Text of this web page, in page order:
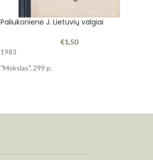
Paliukonienė J. Lietuvių valgiai
€1,50
1983
"Mokslas", 299 p.